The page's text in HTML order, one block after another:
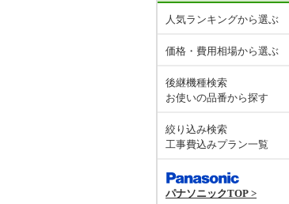
人気ランキングから選ぶ
価格・費用相場から選ぶ
後継機種検索
お使いの品番から探す
絞り込み検索
工事費込みプラン一覧
パナソニックTOP >